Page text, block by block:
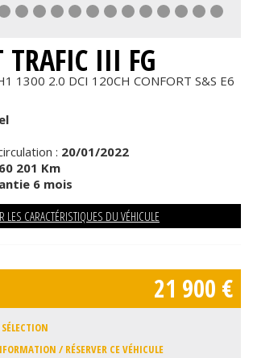
TRAFIC III FG
1300 2.0 DCI 120CH CONFORT S&S E6
: 20/01/2022
60 201 Km
6 mois
LES CARACTÉRISTIQUES DU VÉHICULE
21 900 €
/ RÉSERVER CE VÉHICULE